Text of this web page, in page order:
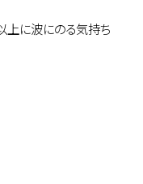
上に波にのる気持ち